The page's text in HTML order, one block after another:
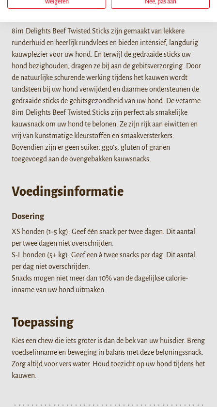
Details
8in1 Delights Beef Twisted Sticks zijn gemaakt van lekkere
runderhuid en heerlijk rundvlees en bieden intensief, langdurig
kauwplezier voor uw hond. En terwijl de gedraaide sticks uw
hond bezighouden, dragen ze bij aan de gebitsverzorging. Door
de natuurlijke schurende werking tijdens het kauwen wordt
tandsteen bij uw hond verwijderd en daarmee ondersteunen de
gedraaide sticks de gebitsgezondheid van uw hond. De vetarme
8in1 Delights Beef Twisted Sticks zijn perfect als smakelijke
kauwsnack om uw hond te belonen. Ze zijn rijk aan eiwitten en
vrij van kunstmatige kleurstoffen en smaakversterkers.
Bovendien zijn er geen suiker, ggo’s, gluten of granen
toegevoegd aan de ovengebakken kauwsnacks.
Voedingsinformatie
Dosering
XS honden (1-5 kg): Geef één snack per twee dagen. Dit aantal
per twee dagen niet overschrijden.
S-L honden (5+ kg): Geef een à twee snacks per dag. Dit aantal
per dag niet overschrijden.
Snacks mogen niet meer dan 10% van de dagelijkse calorie-
inname van uw hond uitmaken.
Toepassing
Kies een chew die iets groter is dan de bek van uw huisdier. Breng
voedselinname en beweging in balans met deze beloningssnack.
Zorg altijd voor vers water. Houd toezicht op uw hond tijdens het
kauwen.
Weigeren Nee, pas aan